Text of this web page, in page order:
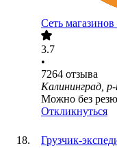
Сеть
3.7
•
7264 отзыва
Калининград,
Можно без
Откликнуться
Грузчик-